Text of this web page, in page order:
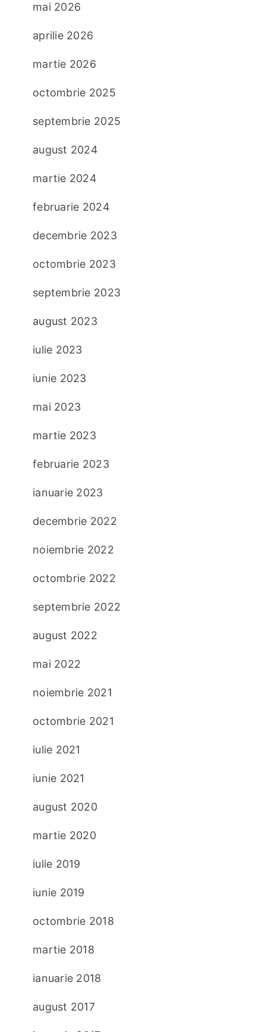
mai 2026
aprilie 2026
martie 2026
octombrie 2025
septembrie 2025
august 2024
martie 2024
februarie 2024
decembrie 2023
octombrie 2023
septembrie 2023
august 2023
iulie 2023
iunie 2023
mai 2023
martie 2023
februarie 2023
ianuarie 2023
decembrie 2022
noiembrie 2022
octombrie 2022
septembrie 2022
august 2022
mai 2022
noiembrie 2021
octombrie 2021
iulie 2021
iunie 2021
august 2020
martie 2020
iulie 2019
iunie 2019
octombrie 2018
martie 2018
ianuarie 2018
august 2017